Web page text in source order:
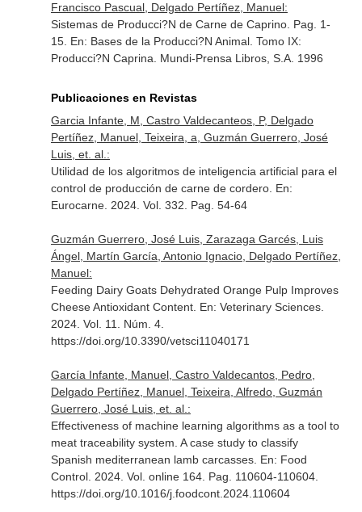
Francisco Pascual, Delgado Pertíñez, Manuel:
Sistemas de Producci?N de Carne de Caprino. Pag. 1-
15. En: Bases de la Producci?N Animal. Tomo IX:
Producci?N Caprina . Mundi-Prensa Libros, S.A. 1996
Publicaciones en Revistas
Garcia Infante, M, Castro Valdecanteos, P, Delgado
Pertíñez, Manuel, Teixeira, a, Guzmán Guerrero, José
Luis, et. al.:
Utilidad de los algoritmos de inteligencia artificial para el
control de producción de carne de cordero. En:
Eurocarne. 2024. Vol. 332. Pag. 54-64
Guzmán Guerrero, José Luis, Zarazaga Garcés, Luis
Ángel, Martín García, Antonio Ignacio, Delgado Pertíñez,
Manuel:
Feeding Dairy Goats Dehydrated Orange Pulp Improves
Cheese Antioxidant Content. En: Veterinary Sciences.
2024. Vol. 11. Núm. 4.
https://doi.org/10.3390/vetsci11040171
García Infante, Manuel, Castro Valdecantos, Pedro,
Delgado Pertíñez, Manuel, Teixeira, Alfredo, Guzmán
Guerrero, José Luis, et. al.:
Effectiveness of machine learning algorithms as a tool to
meat traceability system. A case study to classify
Spanish mediterranean lamb carcasses. En: Food
Control. 2024. Vol. online 164. Pag. 110604-110604.
https://doi.org/10.1016/j.foodcont.2024.110604